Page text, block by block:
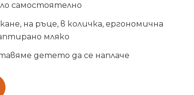
самостоятелно
на ръце, в количка, ергономична
мляко
детето да се наплаче